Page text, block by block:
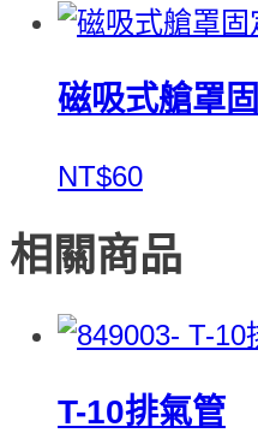
磁吸式艙罩
NT$60
相關商品
T-10排氣管